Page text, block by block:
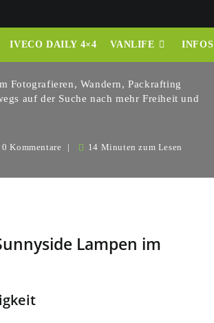
IVECO DAILY 4×4 VANLIFE INFOS
Alltag
Fotografieren, Wandern, Packrafting
auf der Suche nach mehr Freiheit und
0 Kommentare 14 Minuten zum Lesen
Lampen im